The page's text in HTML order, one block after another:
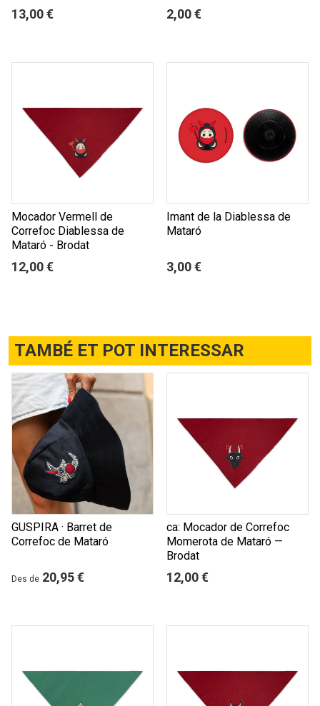
13,00 € 2,00 €
Mocador Vermell de
Correfoc Diablessa de
Mataró - Brodat
12,00 €
Imant de la Diablessa de
Mataró
3,00 €
TAMBÉ ET POT INTERESSAR
GUSPIRA · Barret de
Correfoc de Mataró
Des de 20,95 €
ca: Mocador de Correfoc
Momerota de Mataró —
Brodat
12,00 €